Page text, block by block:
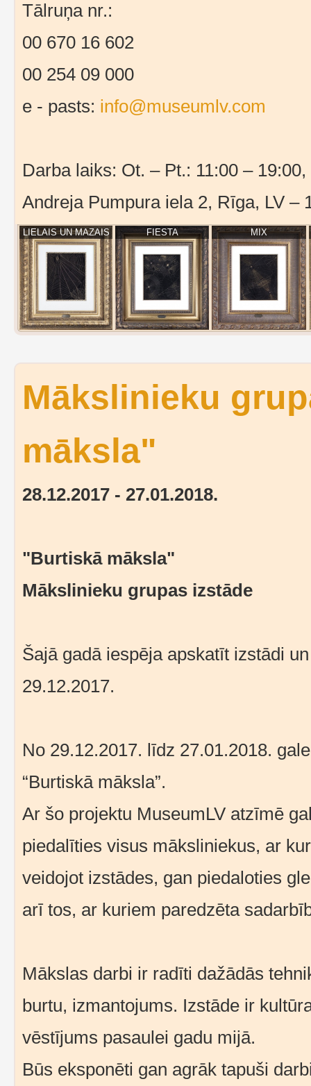
Tālruņa nr.:
00 670 16 602
00 254 09 000
e - pasts: info@museumlv.com
Darba laiks: Ot. – Pt.: 11:00 –
Andreja Pumpura iela 2, Rīga, LV –
LIELAIS UN MAZAIS FIESTA MIX
Mākslinieku
māksla"
28.12.2017 - 27.01.2018.
"Burtiskā māksla"
Mākslinieku grupas izstāde
Šajā gadā iespēja apskatīt izstādi
29.12.2017.
No 29.12.2017. līdz 27.01.2018.
“Burtiskā māksla”.
Ar šo projektu MuseumLV atzīmē
piedalīties visus māksliniekus, ar
veidojot izstādes, gan piedaloties
arī tos, ar kuriem paredzēta
Mākslas darbi ir radīti dažādās
burtu, izmantojums. Izstāde ir
vēstījums pasaulei gadu mijā.
Būs eksponēti gan agrāk tapuši